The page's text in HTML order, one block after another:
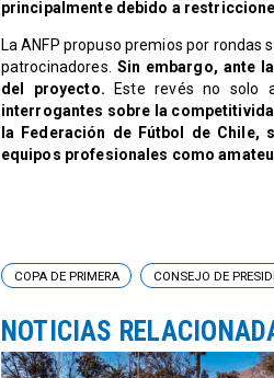
principalmente debido a
La ANFP propuso premios por
patrocinadores. Sin embargo, ante
del proyecto. Este revés no solo
interrogantes sobre la
la Federación de Fútbol de
equipos profesionales como
COPA DE PRIMERA CONSEJO DE
NOTICIAS